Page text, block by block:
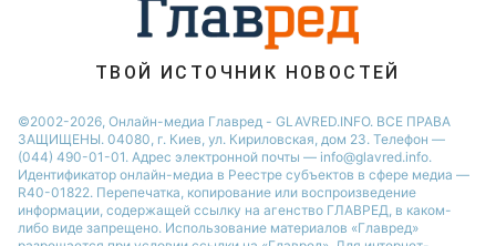
ТВОЙ ИСТОЧНИК НОВОСТЕЙ
©2002-2026, Онлайн-медиа Главред - GLAVRED.INFO. ВСЕ ПРАВА
ЗАЩИЩЕНЫ. 04080, г. Киев, ул. Кириловская, дом 23. Телефон —
(044) 490-01-01. Адрес электронной почты — info@glavred.info.
Идентификатор онлайн-медиа в Реестре cубъектов в сфере медиа —
R40-01822. Перепечатка, копирование или воспроизведение
информации, содержащей ссылку на агенство ГЛАВРЕД, в каком-
либо виде запрещено. Использование материалов «Главред»